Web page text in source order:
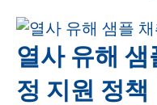
열사 유해 샘
정 지원 정책